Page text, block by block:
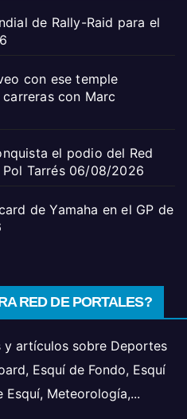
de Rally-Raid para el
con ese temple
con Marc
el podio del Red
Tarrés 06/08/2026
de Yamaha en el GP de
RED DE PORTALES?
y artículos sobre Deportes
Esquí de Fondo, Esquí
Esquí, Meteorología,...